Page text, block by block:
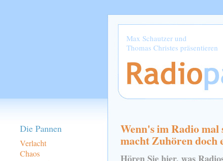
Die Pannen
Verlacht
Chaos
Max Schautzer und
Thomas Christes präsentieren
Wenn's im Radio mal
macht Zuhören doch